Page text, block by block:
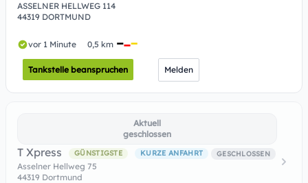
ASSELNER HELLWEG 114
44319 DORTMUND
vor 1 Minute 0,5 km
Tankstelle beanspruchen Melden
Aktuell
geschlossen
T Xpress GÜNSTIGSTE KURZE ANFAHRT GESCHLOSSEN
Asselner Hellweg 75
44319 Dortmund